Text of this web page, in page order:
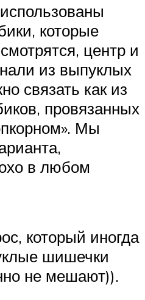
которые
центр и
из выпуклых
связать как из
провязанных
Мы
в любом
который иногда
шишечки
не мешают)).